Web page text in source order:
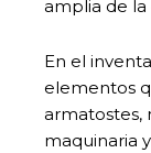
amplia de la
En el
elementos
armatostes,
maquinaria